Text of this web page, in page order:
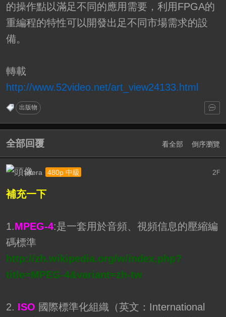
的操作點以滿足不同的應用需要，利用FPGA的
重編程的特性可以開發出足不同市場需求的設
備。
轉載
http://www.52video.net/art_view24133.html
出版物
全部回覆 看全部 倒序瀏覽
2F
altera 480p 中級
補充一下
1.MPEG-4:是一套用於音頻、視頻信息的壓縮編
碼標準
http://zh.wikipedia.org/w/index.php?
title=MPEG-4&variant=zh-tw
2. ISO 國際標準化組織（英文：International